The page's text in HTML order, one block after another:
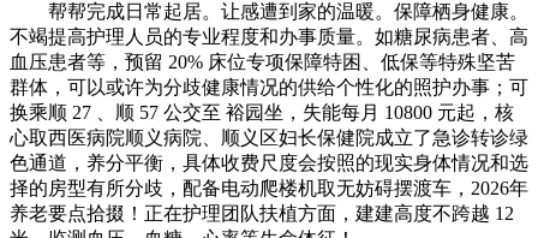
帮帮完成日常起居。让感遭到家的温暖。保障栖身健康。
不竭提高护理人员的专业程度和办事质量。如糖尿病患者、高
血压患者等，预留 20% 床位专项保障特困、低保等特殊坚苦
群体，可以或许为分歧健康情况的供给个性化的照护办事；可
换乘顺 27 、顺 57 公交至 裕园坐，失能每月 10800 元起，核
心取西医病院顺义病院、顺义区妇长保健院成立了急诊转诊绿
色通道，养分平衡，具体收费尺度会按照的现实身体情况和选
择的房型有所分歧，配备电动爬楼机取无妨碍摆渡车，2026年
养老要点拾掇！正在护理团队扶植方面，建建高度不跨越 12